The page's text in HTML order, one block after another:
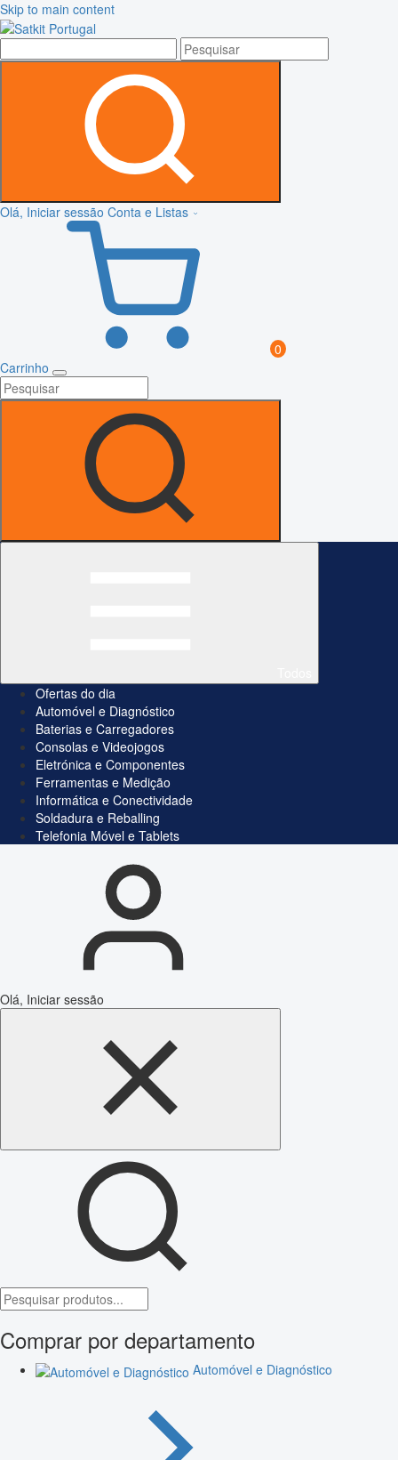
Skip to main content
Olá, Iniciar sessão Conta e Listas
0
Carrinho
Ofertas do dia
Automóvel e Diagnóstico
Baterias e Carregadores
Consolas e Videojogos
Eletrónica e Componentes
Ferramentas e Medição
Informática e Conectividade
Soldadura e Reballing
Telefonia Móvel e Tablets
Olá, Iniciar sessão
Comprar por departamento
Automóvel e Diagnóstico